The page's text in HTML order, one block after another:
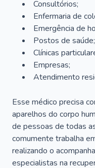
Consultórios;
Enfermaria de
Emergência de
Postos de saúde;
Clínicas
Empresas;
Atendimento
Esse médico precisa
aparelhos do corpo
de pessoas de todas
comumente trabalha
realizando o
especialistas na